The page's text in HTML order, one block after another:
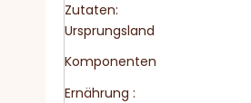
Zutaten:
Ursprungsland
Komponenten
Ernährung :